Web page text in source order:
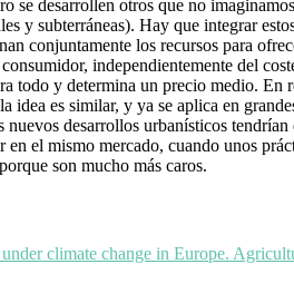
se desarrollen otros que no
y subterráneas). Hay que integrar
conjuntamente los recursos para
independientemente del
y determina un precio medio. En
es similar, y ya se aplica en
desarrollos urbanísticos
el mismo mercado, cuando unos
son mucho más caros.
climate change in Europe.